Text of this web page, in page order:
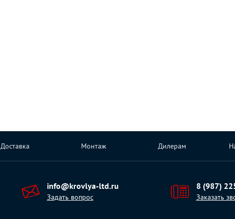
Доставка Монтаж Дилерам
info@krovlya-ltd.ru
Задать вопрос
8 (987)
Заказать